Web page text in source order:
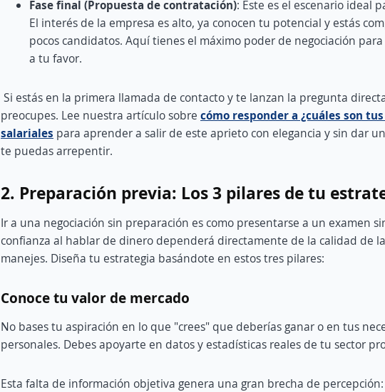
Fase final (Propuesta de contratación): Este es el escenario ideal
El interés de la empresa es alto, ya conocen tu potencial y estás
pocos candidatos. Aquí tienes el máximo poder de negociación
a tu favor.
Si estás en la primera llamada de contacto y te lanzan la pregunta
preocupes. Lee nuestra artículo sobre cómo responder a ¿cuáles son
salariales para aprender a salir de este aprieto con elegancia y sin dar
te puedas arrepentir.
2. Preparación previa: Los 3 pilares de tu
Ir a una negociación sin preparación es como presentarse a un examen
confianza al hablar de dinero dependerá directamente de la calidad de
manejes. Diseña tu estrategia basándote en estos tres pilares:
Conoce tu valor de mercado
No bases tu aspiración en lo que "crees" que deberías ganar o en tus
personales. Debes apoyarte en datos y estadísticas reales de tu sector
Esta falta de información objetiva genera una gran brecha de